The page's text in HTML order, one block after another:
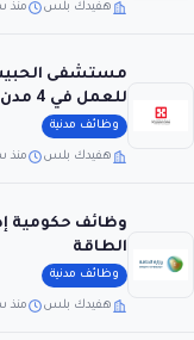
هفيدك بلس منذ
للعمل في 4 مدن
وظائف مدنية
هفيدك بلس منذ
وظائف حكومية
الطاقة
وظائف مدنية
هفيدك بلس منذ